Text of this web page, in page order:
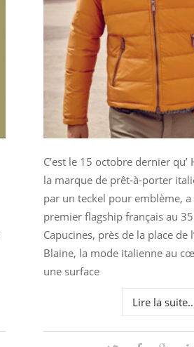
C’est le 15 octobre dernier
la marque de prêt-à-porter
par un teckel pour emblème,
premier flagship français au
Capucines, près de la place de
Blaine, la mode italienne au
une surface
Lire la